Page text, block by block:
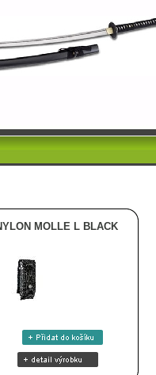
MOLLE L BLACK